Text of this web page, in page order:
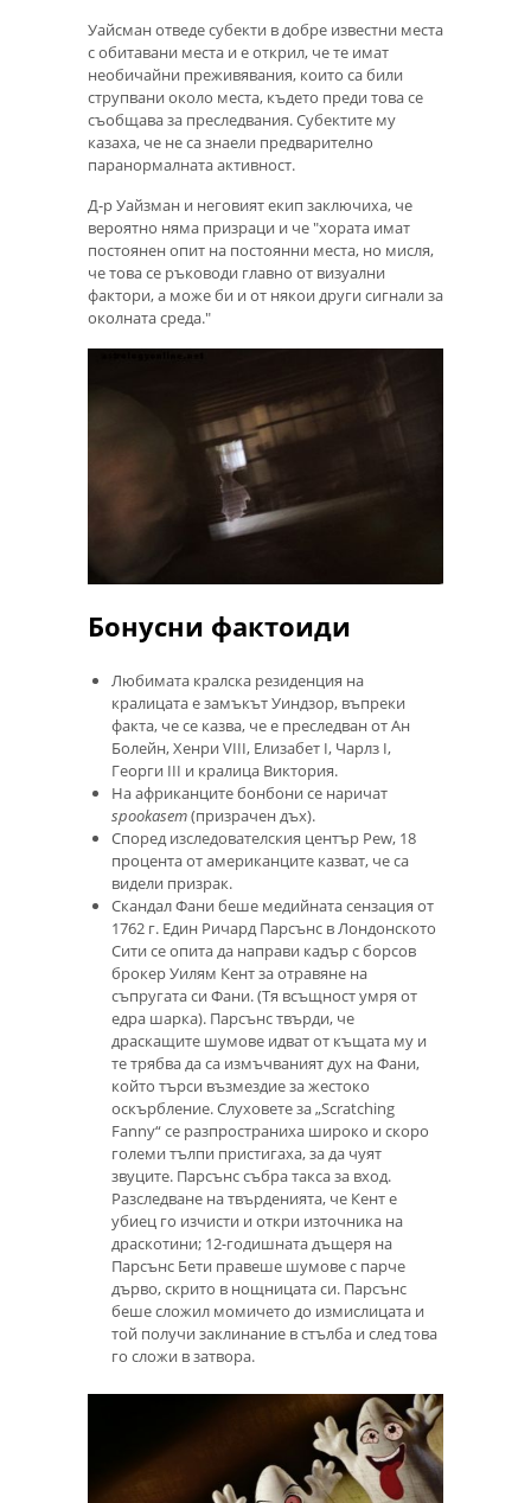
Уайсман отведе субекти в добре известни места
с обитавани места и е открил, че те имат
необичайни преживявания, които са били
струпвани около места, където преди това се
съобщава за преследвания. Субектите му
казаха, че не са знаели предварително
паранормалната активност.
Д-р Уайзман и неговият екип заключиха, че
вероятно няма призраци и че "хората имат
постоянен опит на постоянни места, но мисля,
че това се ръководи главно от визуални
фактори, а може би и от някои други сигнали за
околната среда."
Бонусни фактоиди
Любимата кралска резиденция на
кралицата е замъкът Уиндзор, въпреки
факта, че се казва, че е преследван от Ан
Болейн, Хенри VIII, Елизабет I, Чарлз I,
Георги III и кралица Виктория.
На африканците бонбони се наричат
spookasem(призрачен дъх).
Според изследователския център Pew, 18
процента от американците казват, че са
видели призрак.
Скандал Фани беше медийната сензация от
1762 г. Един Ричард Парсънс в Лондонското
Сити се опита да направи кадър с борсов
брокер Уилям Кент за отравяне на
съпругата си Фани. (Тя всъщност умря от
едра шарка). Парсънс твърди, че
драскащите шумове идват от къщата му и
те трябва да са измъчваният дух на Фани,
който търси възмездие за жестоко
оскърбление. Слуховете за „Scratching
Fanny“ се разпространиха широко и скоро
големи тълпи пристигаха, за да чуят
звуците. Парсънс събра такса за вход.
Разследване на твърденията, че Кент е
убиец го изчисти и откри източника на
драскотини; 12-годишната дъщеря на
Парсънс Бети правеше шумове с парче
дърво, скрито в нощницата си. Парсънс
беше сложил момичето до измислицата и
той получи заклинание в стълба и след това
го сложи в затвора.